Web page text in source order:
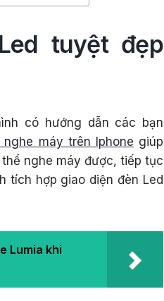
tuyệt đẹp
có hướng dẫn các bạn
máy trên Iphone giúp
nghe máy được, tiếp tục
tích hợp giao diện đèn Led
Lumia khi